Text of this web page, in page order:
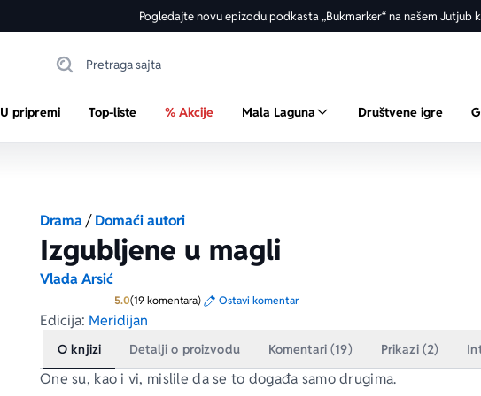
Pogledajte novu epizodu podkasta „Bukmarker“ na našem Jutjub
U pripremi Top-liste % Akcije Mala Laguna Društvene igre
Drama/Domaći autori
Izgubljene u magli
Vlada Arsić
5.0Prosecna ocena je 5.0 od 5
(19 komentara) Ostavi komentar
Edicija: Meridijan
O knjizi Detalji o proizvodu Komentari (19) Prikazi (2)
One su, kao i vi, mislile da se to događa samo drugima.